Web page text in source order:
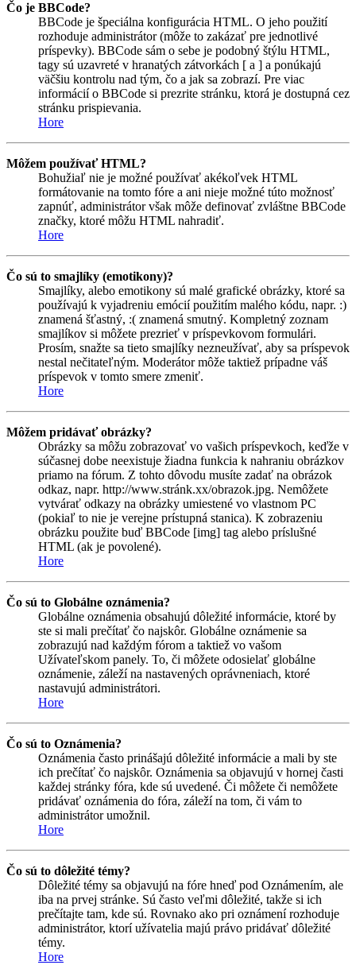
Čo je BBCode?
BBCode je špeciálna konfigurácia HTML. O jeho použití
rozhoduje administrátor (môže to zakázať pre jednotlivé
príspevky). BBCode sám o sebe je podobný štýlu HTML,
tagy sú uzavreté v hranatých zátvorkách [ a ] a ponúkajú
väčšiu kontrolu nad tým, čo a jak sa zobrazí. Pre viac
informácií o BBCode si prezrite stránku, ktorá je dostupná cez
stránku prispievania.
Hore
Môžem používať HTML?
Bohužiaľ nie je možné používať akékoľvek HTML
formátovanie na tomto fóre a ani nieje možné túto možnosť
zapnúť, administrátor však môže definovať zvláštne BBCode
značky, ktoré môžu HTML nahradiť.
Hore
Čo sú to smajlíky (emotikony)?
Smajlíky, alebo emotikony sú malé grafické obrázky, ktoré sa
používajú k vyjadreniu emócií použitím malého kódu, napr. :)
znamená šťastný, :( znamená smutný. Kompletný zoznam
smajlíkov si môžete prezrieť v príspevkovom formulári.
Prosím, snažte sa tieto smajlíky nezneužívať, aby sa príspevok
nestal nečitateľným. Moderátor môže taktiež prípadne váš
príspevok v tomto smere zmeniť.
Hore
Môžem pridávať obrázky?
Obrázky sa môžu zobrazovať vo vašich príspevkoch, keďže v
súčasnej dobe neexistuje žiadna funkcia k nahraniu obrázkov
priamo na fórum. Z tohto dôvodu musíte zadať na obrázok
odkaz, napr. http://www.stránk.xx/obrazok.jpg. Nemôžete
vytvárať odkazy na obrázky umiestené vo vlastnom PC
(pokiaľ to nie je verejne prístupná stanica). K zobrazeniu
obrázku použite buď BBCode [img] tag alebo príslušné
HTML (ak je povolené).
Hore
Čo sú to Globálne oznámenia?
Globálne oznámenia obsahujú dôležité informácie, ktoré by
ste si mali prečítať čo najskôr. Globálne oznámenie sa
zobrazujú nad každým fórom a taktiež vo vašom
Užívateľskom panely. To, či môžete odosielať globálne
oznámenie, záleží na nastavených oprávneniach, ktoré
nastavujú administrátori.
Hore
Čo sú to Oznámenia?
Oznámenia často prinášajú dôležité informácie a mali by ste
ich prečítať čo najskôr. Oznámenia sa objavujú v hornej časti
každej stránky fóra, kde sú uvedené. Či môžete či nemôžete
pridávať oznámenia do fóra, záleží na tom, či vám to
administrátor umožnil.
Hore
Čo sú to dôležité témy?
Dôležité témy sa objavujú na fóre hneď pod Oznámením, ale
iba na prvej stránke. Sú často veľmi dôležité, takže si ich
prečítajte tam, kde sú. Rovnako ako pri oznámení rozhoduje
administrátor, ktorí užívatelia majú právo pridávať dôležité
témy.
Hore